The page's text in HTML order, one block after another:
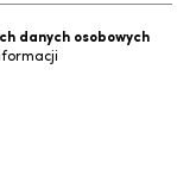
danych osobowych